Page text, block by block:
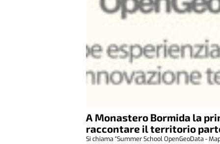
A Monastero Bormida la
raccontare il territorio
Si chiama “Summer School OpenGeoData -